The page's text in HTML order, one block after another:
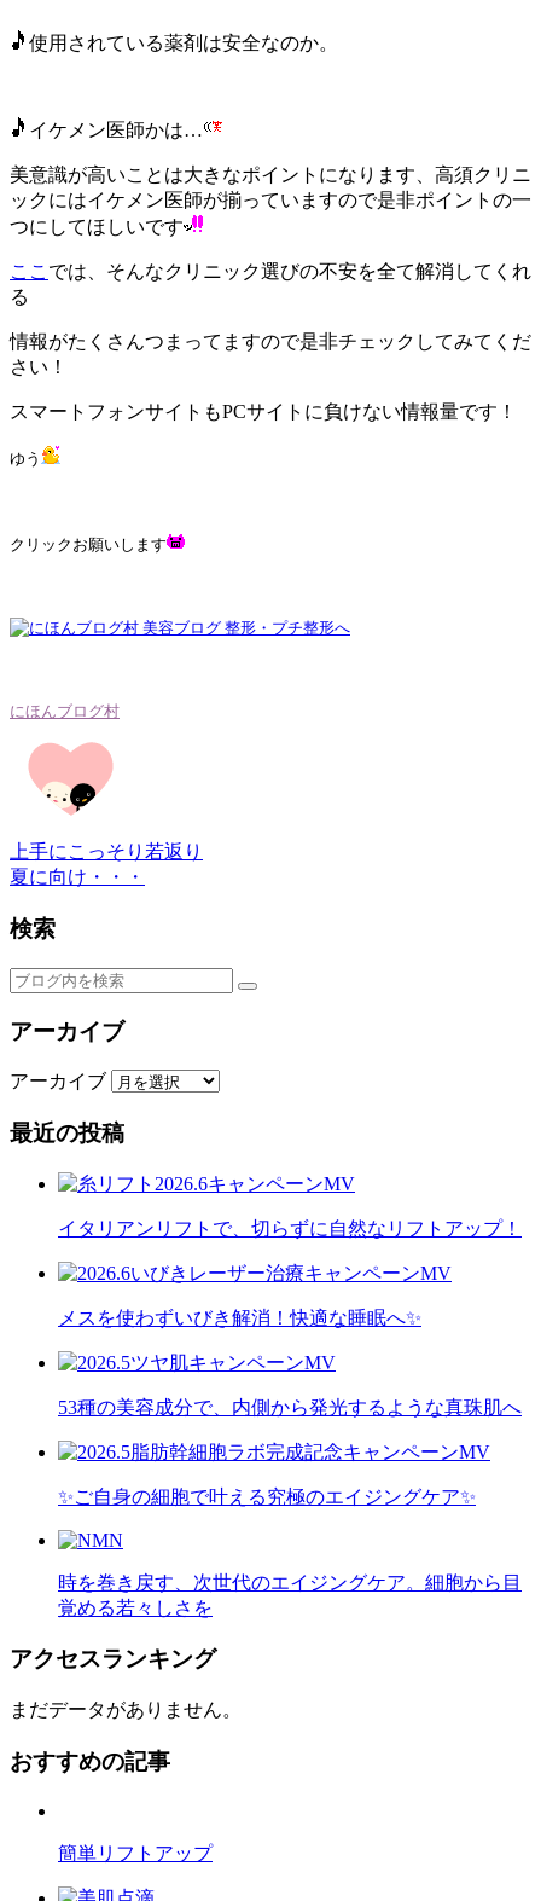
使用されている薬剤は安全なのか。
イケメン医師かは…
美意識が高いことは大きなポイントになります、 高須クリニ
ックにはイケメン医師が揃っていますので是非ポイントの一
つにしてほしいです
ここ では、そんなクリニック選びの不安を全て解消してくれ
る
情報がたくさんつまってますので是非チェックしてみてくだ
さい！
スマートフォンサイトもPCサイトに負けない情報量です！
ゆう
クリックお願いします
にほんブログ村
上手にこっそり若返り
夏に向け・・・
検索
アーカイブ
アーカイブ
最近の投稿
イタリアンリフトで、切らずに自然なリフトアップ！
メスを使わずいびき解消！快適な睡眠へ✨
53種の美容成分で、内側から発光するような真珠肌へ
✨ご自身の細胞で叶える究極のエイジングケア✨
時を巻き戻す、次世代のエイジングケア。細胞から目
覚める若々しさを
アクセスランキング
まだデータがありません。
おすすめの記事
簡単リフトアップ